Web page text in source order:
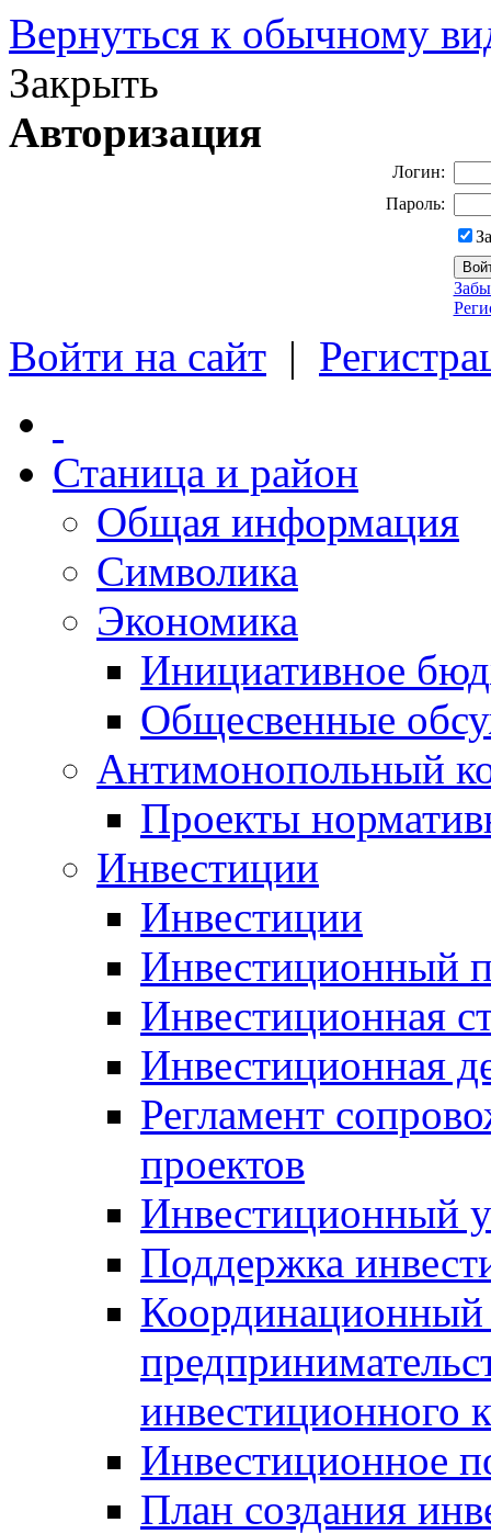
Вернуться к обычному
Закрыть
Авторизация
Логин:
Пароль:
Войти на сайт |
Станица и район
Общая информация
Символика
Экономика
Инициативное
Общесвенные
Антимонопольный
Проекты
Инвестиции
Инвестиции
Инвестиционный
Инвестиционная
Инвестиционная
Регламент
проектов
Инвестиционный
Поддержка
Координационный
инвестиционного
Инвестиционное
План создания